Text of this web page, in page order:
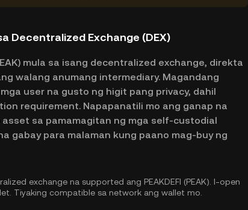
Decentralized Exchange (DEX)
mula sa isang decentralized exchange, direkta
walang anumang intermediary. Magandang
user na gusto ng higit pang privacy, dahil
requirement. Napapanatili mo ang ganap na
sa pamamagitan ng mga self-custodial
gabay para malaman kung paano mag-buy ng
exchange na supported ang PEAKDEFI (PEAK). I-open
Tiyaking compatible sa network ang wallet mo.